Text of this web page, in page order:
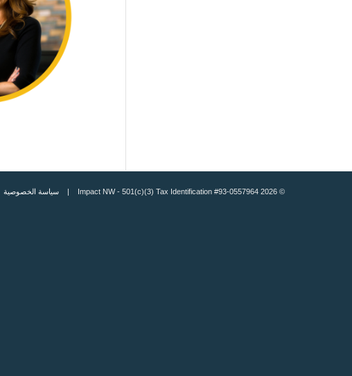
© 2026 Impact NW - 501(c)(3) Tax Identification #93-0557964 | سياسة الخصوصية